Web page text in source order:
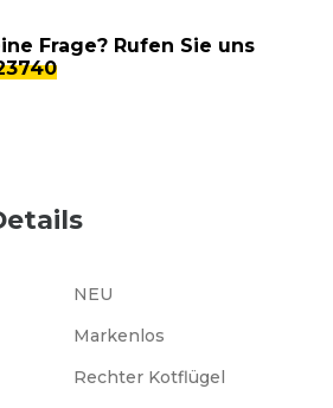
Frage? Rufen Sie uns
Markenlos
Rechter Kotflügel
NEU